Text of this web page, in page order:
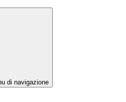
di navigazione